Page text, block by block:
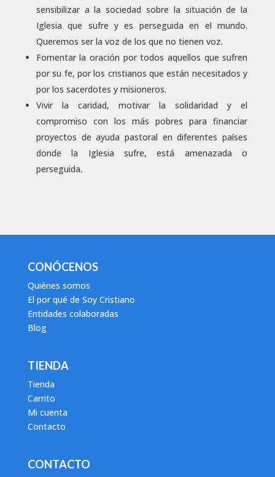
sensibilizar a la sociedad sobre la situación de la
Iglesia que sufre y es perseguida en el mundo.
Queremos ser la voz de los que no tienen voz.
Fomentar la oración por todos aquellos que sufren
por su fe, por los cristianos que están necesitados y
por los sacerdotes y misioneros.
Vivir la caridad, motivar la solidaridad y el
compromiso con los más pobres para financiar
proyectos de ayuda pastoral en diferentes países
donde la Iglesia sufre, está amenazada o
perseguida.
CONÓCENOS
Quiénes somos
El por qué de Soy Cristiano
Entidades colaboradas
Blog
TIENDA
Tienda
Carrito
Mi cuenta
Contacto
CONTACTO